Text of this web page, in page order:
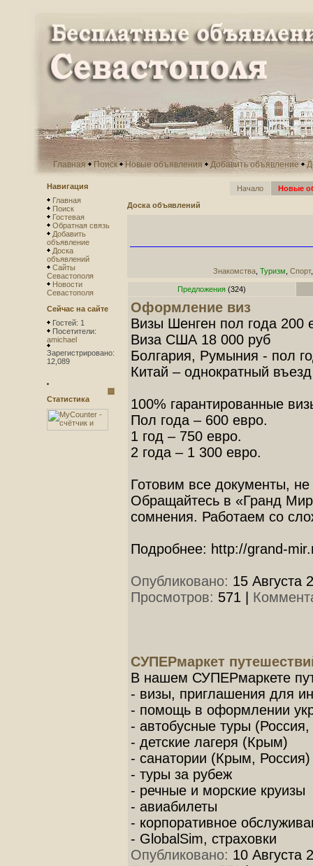
Главная Поиск Новые объявления Добавить объявление
Навигация
Главная
Поиск
Гостевая
Обратная связь
Добавить
объявление
Доска
объявлений
Сайты
Севастополя
Новости
Севастополя
Сейчас на сайте
Гостей: 1
Посетители:
amichael
Зарегистрировано:
12,089
Статистика
Начало
Новые
Доска объявлений
Знакомства Туризм Спорт
Предложения(324)
Оформление виз
Визы Шенген пол года 200
Виза США 18 000 руб
Болгария, Румыния - пол
Китай – однократный
100% гарантированные
Пол года – 600 евро.
1 год – 750 евро.
2 года – 1 300 евро.
Готовим все документы,
Обращайтесь в «Гранд
сомнения. Работаем со
Подробнее: http://grand-
Опубликовано: 15 Августа
Просмотров: 571
СУПЕРмаркет
В нашем СУПЕРмаркете
- визы, приглашения для
- помощь в оформлении
- автобусные туры
- детские лагеря (Крым)
- санатории (Крым, Россия)
- туры за рубеж
- речные и морские круизы
- авиабилеты
- корпоративное
- GlobalSim, страховки
Опубликовано: 10 Августа